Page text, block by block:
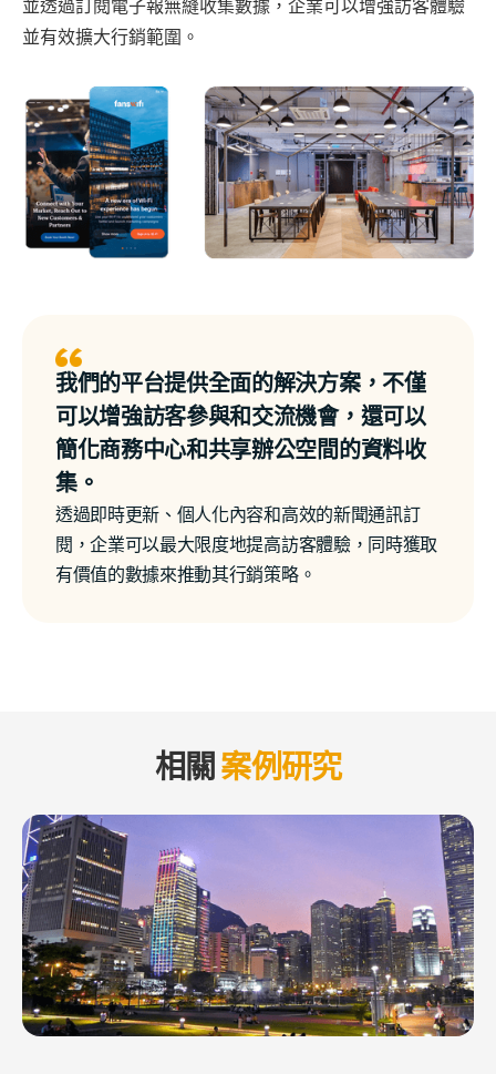
並透過訂閱電子報無縫收集數據，企業可以增強訪客體驗
並有效擴大行銷範圍。
我們的平台提供全面的解決方案，不僅
可以增強訪客參與和交流機會，還可以
簡化商務中心和共享辦公空間的資料收
集。
透過即時更新、個人化內容和高效的新聞通訊訂
閱，企業可以最大限度地提高訪客體驗，同時獲取
有價值的數據來推動其行銷策略。
相關 案例研究